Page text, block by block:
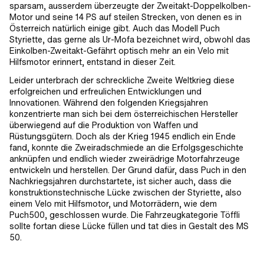
sparsam, ausserdem überzeugte der Zweitakt-Doppelkolben-
Motor und seine 14 PS auf steilen Strecken, von denen es in
Österreich natürlich einige gibt. Auch das Modell Puch
Styriette, das gerne als Ur-Mofa bezeichnet wird, obwohl das
Einkolben-Zweitakt-Gefährt optisch mehr an ein Velo mit
Hilfsmotor erinnert, entstand in dieser Zeit.
Leider unterbrach der schreckliche Zweite Weltkrieg diese
erfolgreichen und erfreulichen Entwicklungen und
Innovationen. Während den folgenden Kriegsjahren
konzentrierte man sich bei dem österreichischen Hersteller
überwiegend auf die Produktion von Waffen und
Rüstungsgütern. Doch als der Krieg 1945 endlich ein Ende
fand, konnte die Zweiradschmiede an die Erfolgsgeschichte
anknüpfen und endlich wieder zweirädrige Motorfahrzeuge
entwickeln und herstellen. Der Grund dafür, dass Puch in den
Nachkriegsjahren durchstartete, ist sicher auch, dass die
konstruktionstechnische Lücke zwischen der Styriette, also
einem Velo mit Hilfsmotor, und Motorrädern, wie dem
Puch500, geschlossen wurde. Die Fahrzeugkategorie Töffli
sollte fortan diese Lücke füllen und tat dies in Gestalt des MS
50.